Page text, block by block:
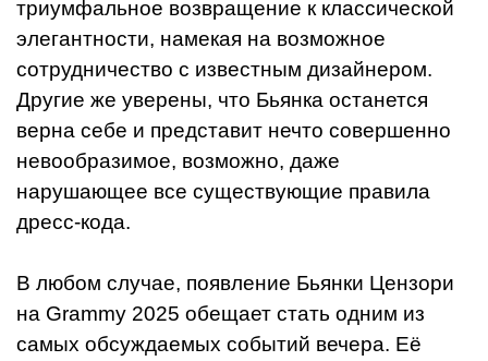
триумфальное возвращение к классической
элегантности, намекая на возможное
сотрудничество с известным дизайнером.
Другие же уверены, что Бьянка останется
верна себе и представит нечто совершенно
невообразимое, возможно, даже
нарушающее все существующие правила
дресс-кода.
В любом случае, появление Бьянки Цензори
на Grammy 2025 обещает стать одним из
самых обсуждаемых событий вечера. Её